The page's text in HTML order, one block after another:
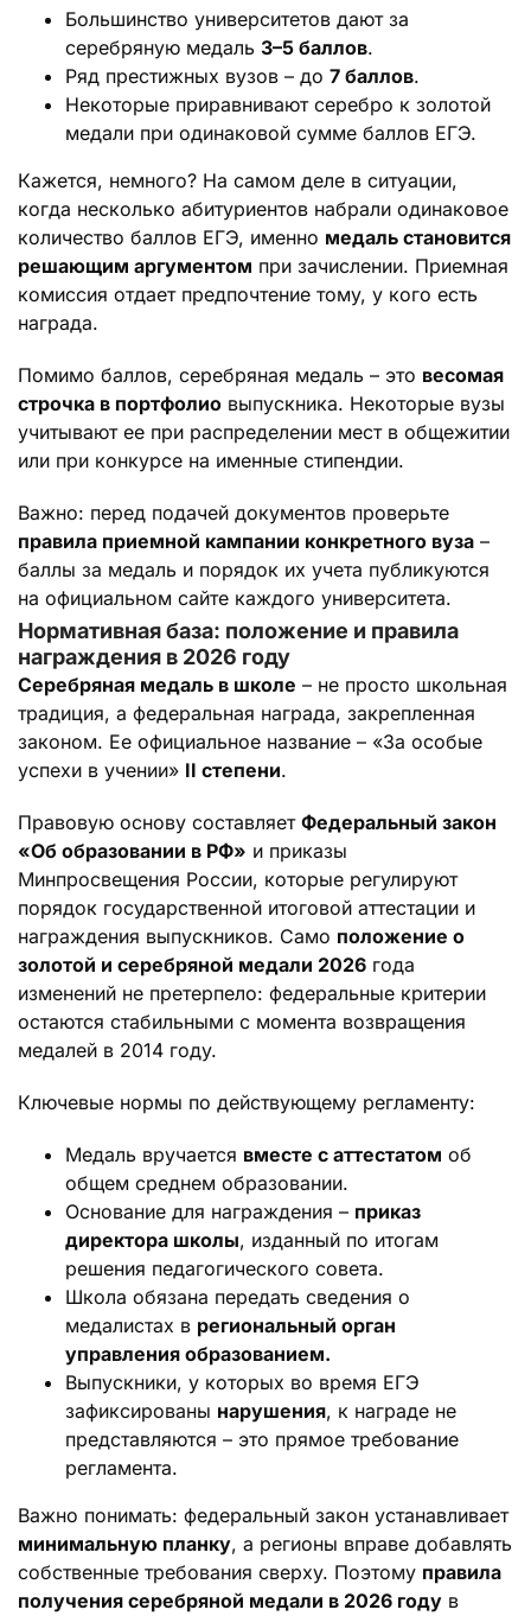
Большинство университетов дают за
серебряную медаль 3–5 баллов.
Ряд престижных вузов – до 7 баллов.
Некоторые приравнивают серебро к золотой
медали при одинаковой сумме баллов ЕГЭ.
Кажется, немного? На самом деле в ситуации,
когда несколько абитуриентов набрали одинаковое
количество баллов ЕГЭ, именно медаль становится
решающим аргументом при зачислении. Приемная
комиссия отдает предпочтение тому, у кого есть
награда.
Помимо баллов, серебряная медаль – это весомая
строчка в портфолио выпускника. Некоторые вузы
учитывают ее при распределении мест в общежитии
или при конкурсе на именные стипендии.
Важно: перед подачей документов проверьте
правила приемной кампании конкретного вуза –
баллы за медаль и порядок их учета публикуются
на официальном сайте каждого университета.
Нормативная база: положение и правила
награждения в 2026 году
Серебряная медаль в школе – не просто школьная
традиция, а федеральная награда, закрепленная
законом. Ее официальное название – «За особые
успехи в учении» II степени.
Правовую основу составляет Федеральный закон
«Об образовании в РФ» и приказы
Минпросвещения России, которые регулируют
порядок государственной итоговой аттестации и
награждения выпускников. Само положение о
золотой и серебряной медали 2026 года
изменений не претерпело: федеральные критерии
остаются стабильными с момента возвращения
медалей в 2014 году.
Ключевые нормы по действующему регламенту:
Медаль вручается вместе с аттестатом об
общем среднем образовании.
Основание для награждения – приказ
директора школы, изданный по итогам
решения педагогического совета.
Школа обязана передать сведения о
медалистах в региональный орган
управления образованием.
Выпускники, у которых во время ЕГЭ
зафиксированы нарушения, к награде не
представляются – это прямое требование
регламента.
Важно понимать: федеральный закон устанавливает
минимальную планку, а регионы вправе добавлять
собственные требования сверху. Поэтому правила
получения серебряной медали в 2026 году в